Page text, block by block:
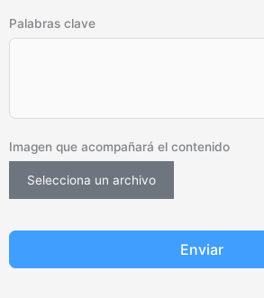
Palabras clave
Imagen que acompañará el contenido
Selecciona un archivo
Enviar